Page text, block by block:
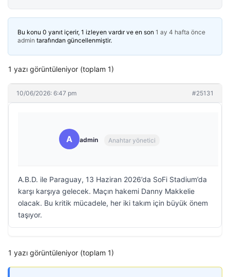
Bu konu 0 yanıt içerir, 1 izleyen vardır ve en son 1 ay 4 hafta önce
admin tarafından güncellenmiştir.
1 yazı görüntüleniyor (toplam 1)
10/06/2026: 6:47 pm #25131
A admin Anahtar yönetici
A.B.D. ile Paraguay, 13 Haziran 2026’da SoFi Stadium’da
karşı karşıya gelecek. Maçın hakemi Danny Makkelie
olacak. Bu kritik mücadele, her iki takım için büyük önem
taşıyor.
1 yazı görüntüleniyor (toplam 1)